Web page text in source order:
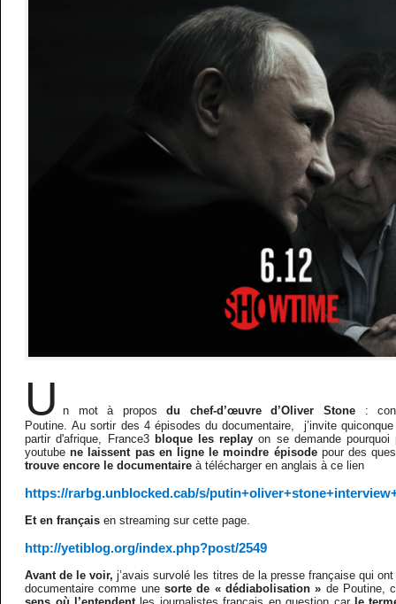
U n mot à proposdu chef-d’œuvre d’Oliver Stone :
Poutine. Au sortir des 4 épisodes du documentaire, j’invite
partir d'afrique, France3 bloque les replay on se demande
youtubene laissent pas en ligne le moindre épisodepour des
trouve encore le documentaire à télécharger en anglais à ce lien
https://rarbg.unblocked.cab/s/
Et en françaisen streaming sur cette page.
http://yetiblog.org/index.php?post/2549
Avant de le voir, j’avais survolé les titres de la presse française qui
documentaire comme unesorte de « dédiabolisation » de Poutine,